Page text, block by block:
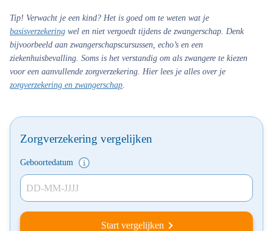
Tip! Verwacht je een kind? Het is goed om te weten wat je
basisverzekering wel en niet vergoedt tijdens de zwangerschap. Denk
bijvoorbeeld aan zwangerschapscursussen, echo’s en een
ziekenhuisbevalling. Soms is het verstandig om als zwangere te kiezen
voor een aanvullende zorgverzekering. Hier lees je alles over je
zorgverzekering en zwangerschap.
Zorgverzekering vergelijken
Geboortedatum
DD-MM-JJJJ
Start vergelijken